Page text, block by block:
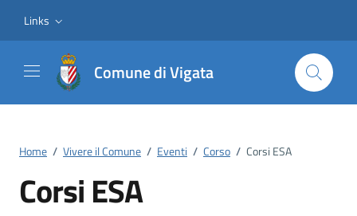
Links
Comune di Vigata
Home / Vivere il Comune / Eventi / Corso / Corsi ESA
Corsi ESA